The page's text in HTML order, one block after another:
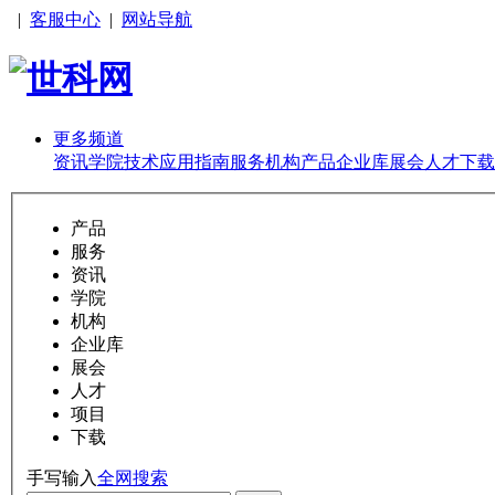
| 客服中心 | 网站导航
更多频道
资讯学院技术应用指南服务机构产品企业库展会 人才下载
产品
服务
资讯
学院
机构
企业库
展会
人才
项目
下载
手写输入全网搜索